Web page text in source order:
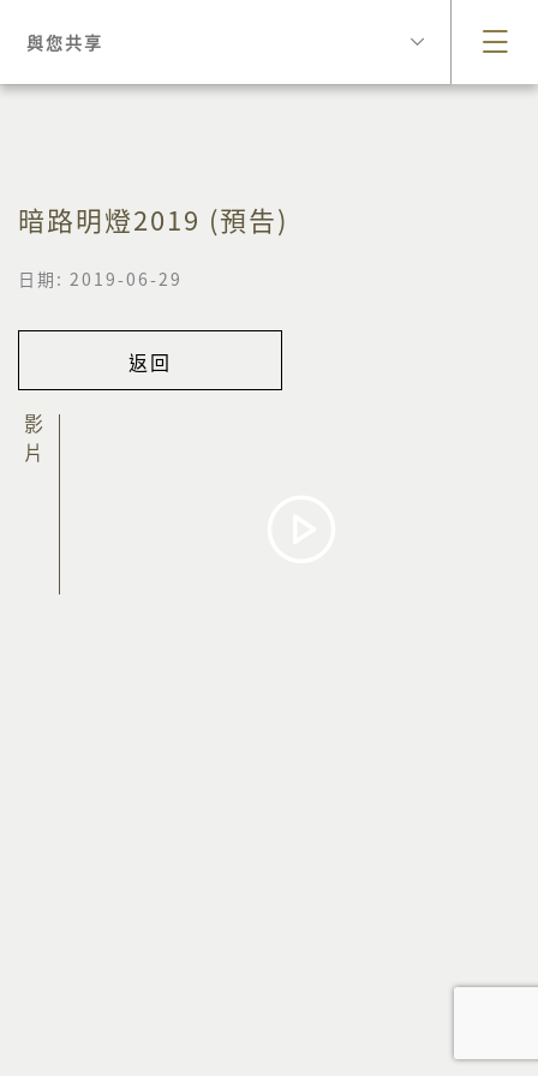
與您共享
暗路明燈2019 (預告)
日期: 2019-06-29
返回
影片